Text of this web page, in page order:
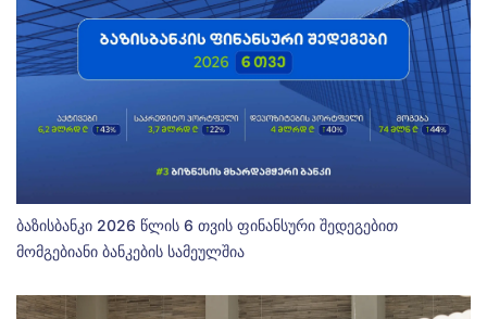
ბაზისბანკი 2026 წლის 6 თვის ფინანსური შედეგებით
მომგებიანი ბანკების სამეულშია